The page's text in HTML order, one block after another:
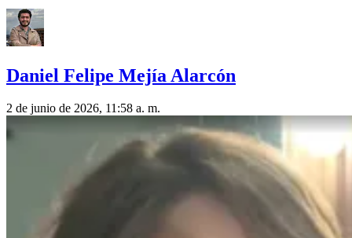
Daniel Felipe Mejía Alarcón
2 de junio de 2026, 11:58 a. m.